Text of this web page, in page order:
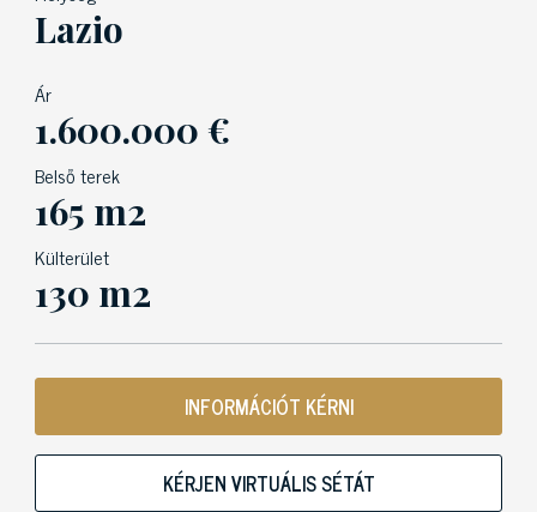
Lazio
Ár
1.600.000 €
Belső terek
165 m2
Külterület
130 m2
INFORMÁCIÓT KÉRNI
KÉRJEN VIRTUÁLIS SÉTÁT